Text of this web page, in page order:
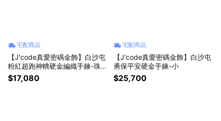
宅配商品
【J'code真愛密碼金飾】白沙屯
粉紅超跑神轎硬金編織手鍊-珠珠
款
$17,080
宅配商品
【J'code真愛密碼金飾】白沙屯
勇保平安硬金手鍊-小
$25,700